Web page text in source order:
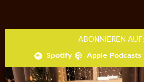
ABONNIEREN AUF:
Spotify Apple Podcasts